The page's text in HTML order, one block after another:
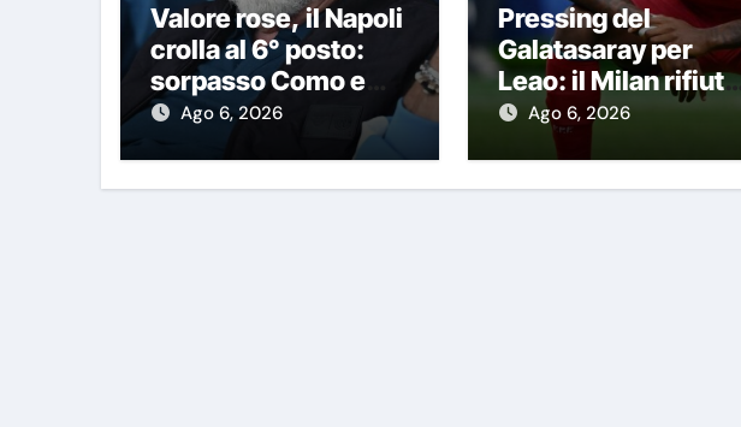
Valore rose, il Napoli
crolla al 6° posto:
sorpasso Como e
l’Atalanta è vicina
Ago 6, 2026
Pressing del
Galatasaray per
Leao: il Milan rifiuta
prima offerta, le
cifre
Ago 6, 2026